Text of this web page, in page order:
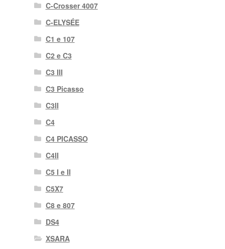
C-Crosser 4007
C-ELYSÉE
C1 e 107
C2 e C3
C3 III
C3 Picasso
C3II
C4
C4 PICASSO
C4II
C5 I e II
C5X7
C8 e 807
DS4
XSARA